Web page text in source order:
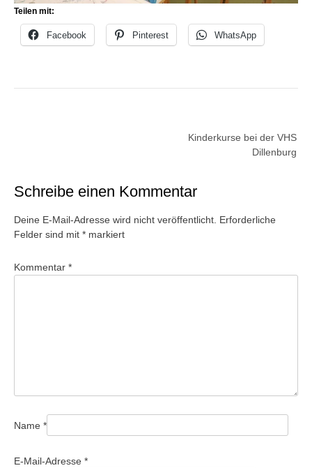
Teilen mit:
Facebook Pinterest WhatsApp
Kinderkurse bei der VHS
Dillenburg
Schreibe einen Kommentar
Deine E-Mail-Adresse wird nicht veröffentlicht. Erforderliche
Felder sind mit * markiert
Kommentar *
Name *
E-Mail-Adresse *